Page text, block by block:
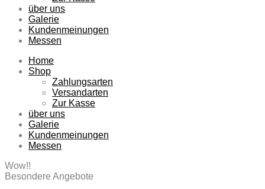
über uns
Galerie
Kundenmeinungen
Messen
Home
Shop
Zahlungsarten
Versandarten
Zur Kasse
über uns
Galerie
Kundenmeinungen
Messen
Wow!!
Besondere Angebote